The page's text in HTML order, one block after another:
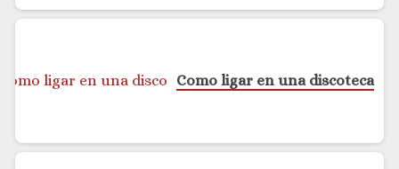
Como ligar en una discoteca